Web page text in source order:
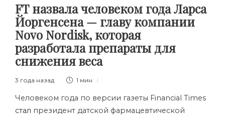
FT назвала человеком года Ларса
Йоргенсена — главу компании
Novo Nordisk, которая
разработала препараты для
снижения веса
3 года назад 1 мин
Человеком года по версии газеты Financial Times
стал президент датской фармацевтической